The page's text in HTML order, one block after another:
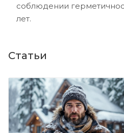
соблюдении
лет.
Статьи